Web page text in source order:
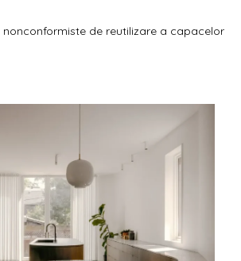
nonconformiste de reutilizare a capacelor